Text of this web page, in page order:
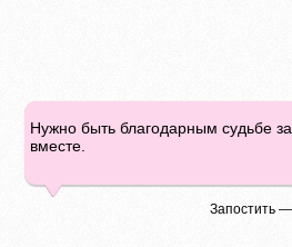
Нужно быть благодарным судьбе
вместе.
Запостить —